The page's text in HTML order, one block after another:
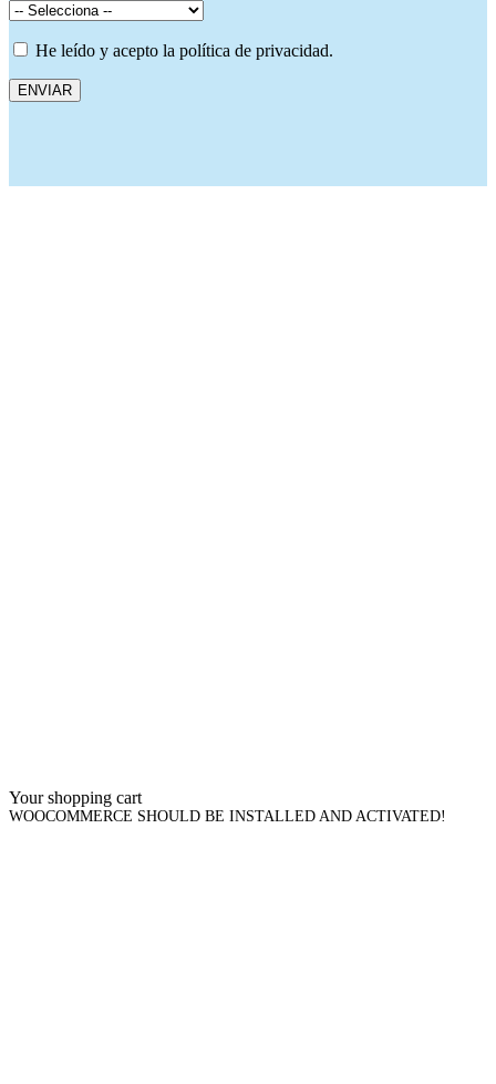
He leído y acepto la política de privacidad.
Your shopping cart
WOOCOMMERCE SHOULD BE INSTALLED AND ACTIVATED!